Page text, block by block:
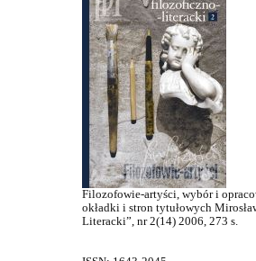
Filozofowie-artyści, wybór i
okładki i stron tytułowych
Literacki”, nr 2(14) 2006, 273 s.